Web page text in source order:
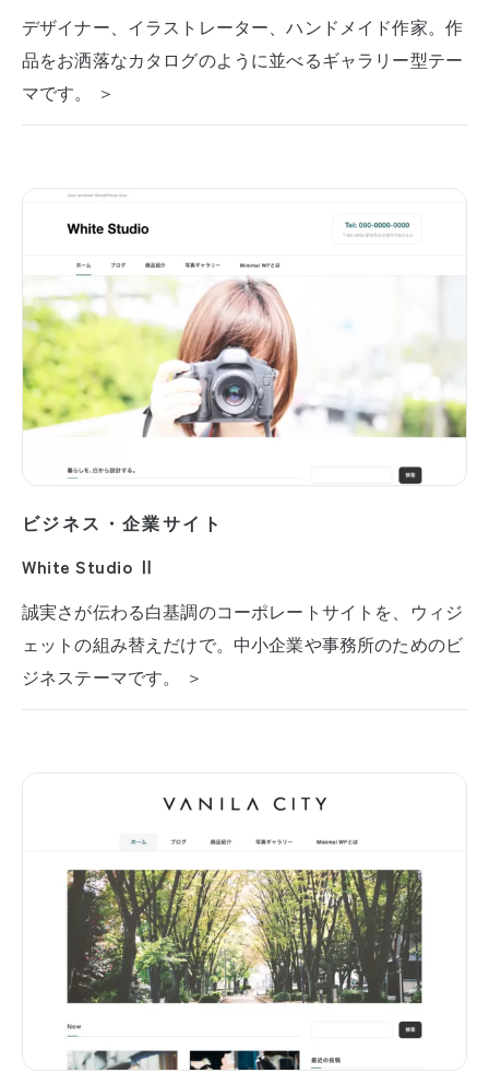
デザイナー、イラストレーター、ハンドメイド作家。作
品をお洒落なカタログのように並べるギャラリー型テー
マです。 ＞
ビジネス・企業サイト
White Studio Ⅱ
誠実さが伝わる白基調のコーポレートサイトを、ウィジ
ェットの組み替えだけで。中小企業や事務所のためのビ
ジネステーマです。 ＞